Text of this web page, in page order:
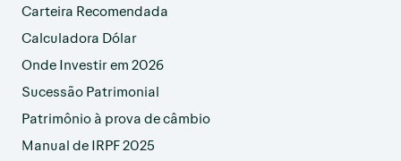
Carteira Recomendada
Calculadora Dólar
Onde Investir em 2026
Sucessão Patrimonial
Patrimônio à prova de câmbio
Manual de IRPF 2025